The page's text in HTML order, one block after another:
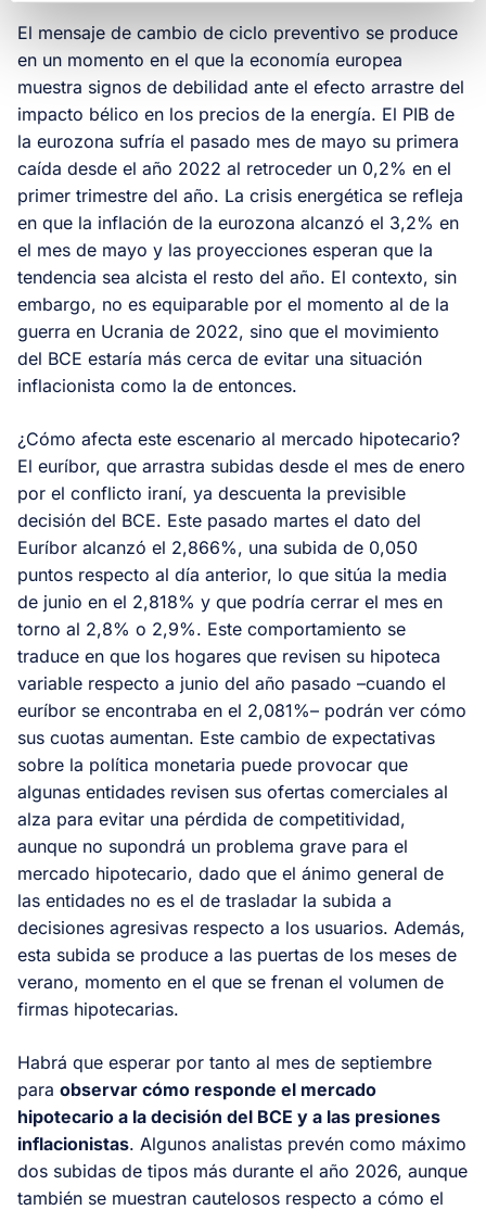
El mensaje de cambio de ciclo preventivo se produce
en un momento en el que la economía europea
muestra signos de debilidad ante el efecto arrastre del
impacto bélico en los precios de la energía. El PIB de
la eurozona sufría el pasado mes de mayo su primera
caída desde el año 2022 al retroceder un 0,2% en el
primer trimestre del año. La crisis energética se refleja
en que la inflación de la eurozona alcanzó el 3,2% en
el mes de mayo y las proyecciones esperan que la
tendencia sea alcista el resto del año. El contexto, sin
embargo, no es equiparable por el momento al de la
guerra en Ucrania de 2022, sino que el movimiento
del BCE estaría más cerca de evitar una situación
inflacionista como la de entonces.
¿Cómo afecta este escenario al mercado hipotecario?
El euríbor, que arrastra subidas desde el mes de enero
por el conflicto iraní, ya descuenta la previsible
decisión del BCE. Este pasado martes el dato del
Euríbor alcanzó el 2,866%, una subida de 0,050
puntos respecto al día anterior, lo que sitúa la media
de junio en el 2,818% y que podría cerrar el mes en
torno al 2,8% o 2,9%. Este comportamiento se
traduce en que los hogares que revisen su hipoteca
variable respecto a junio del año pasado –cuando el
euríbor se encontraba en el 2,081%– podrán ver cómo
sus cuotas aumentan. Este cambio de expectativas
sobre la política monetaria puede provocar que
algunas entidades revisen sus ofertas comerciales al
alza para evitar una pérdida de competitividad,
aunque no supondrá un problema grave para el
mercado hipotecario, dado que el ánimo general de
las entidades no es el de trasladar la subida a
decisiones agresivas respecto a los usuarios. Además,
esta subida se produce a las puertas de los meses de
verano, momento en el que se frenan el volumen de
firmas hipotecarias.
Habrá que esperar por tanto al mes de septiembre
para observar cómo responde el mercado
hipotecario a la decisión del BCE y a las presiones
inflacionistas. Algunos analistas prevén como máximo
dos subidas de tipos más durante el año 2026, aunque
también se muestran cautelosos respecto a cómo el